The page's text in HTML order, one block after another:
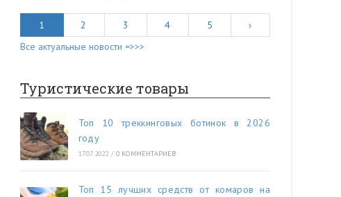
1 2 3 4 5
›
Все актуальные новости =>>>
Туристические товары
Топ 10 треккинговых ботинок в 2026
году
17.07.2022 / 0 КОММЕНТАРИЕВ
Топ 15 лучших средств от комаров на